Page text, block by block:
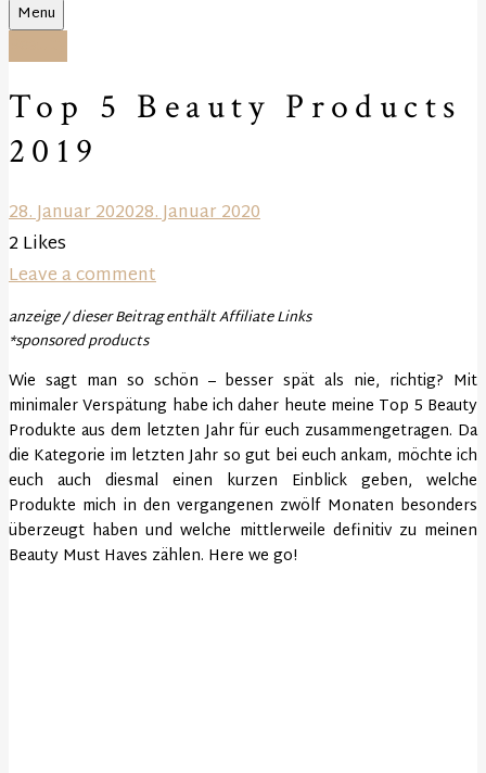
Menu
Top 5 Beauty Products
2019
28. Januar 202028. Januar 2020
2Likes
Leave a comment
anzeige / dieser Beitrag enthält Affiliate Links
*sponsored products
Wie sagt man so schön – besser spät als nie, richtig? Mit
minimaler Verspätung habe ich daher heute meine Top 5 Beauty
Produkte aus dem letzten Jahr für euch zusammengetragen. Da
die Kategorie im letzten Jahr so gut bei euch ankam, möchte ich
euch auch diesmal einen kurzen Einblick geben, welche
Produkte mich in den vergangenen zwölf Monaten besonders
überzeugt haben und welche mittlerweile definitiv zu meinen
Beauty Must Haves zählen. Here we go!